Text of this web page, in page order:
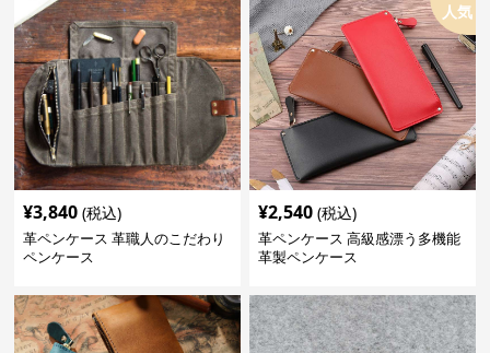
¥3,840 (税込)
革ペンケース 革職人のこだわり
ペンケース
人気
¥2,540 (税込)
革ペンケース 高級感漂う多機能
革製ペンケース